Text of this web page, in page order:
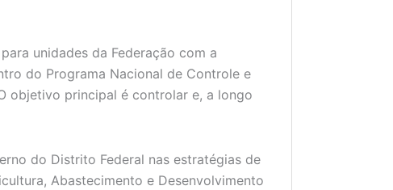
unidades da Federação com a
do Programa Nacional de Controle e
objetivo principal é controlar e, a longo
do Distrito Federal nas estratégias de
Abastecimento e Desenvolvimento